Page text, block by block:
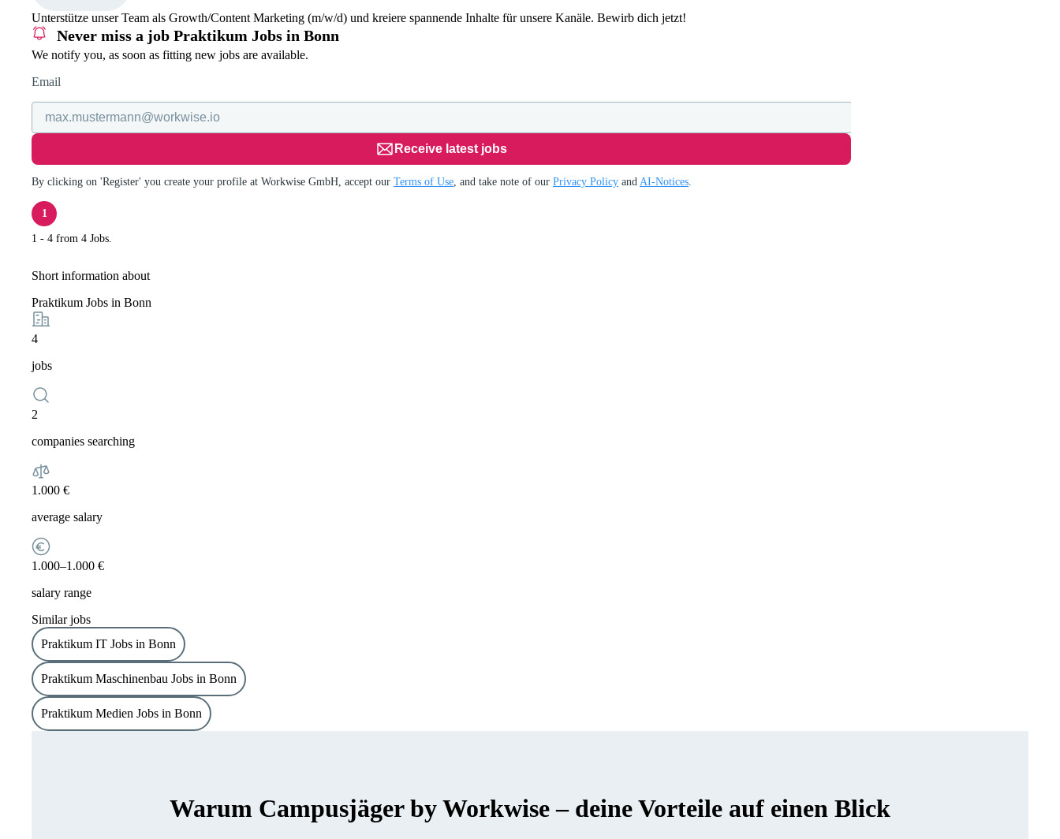
Unterstütze unser Team als Growth/Content Marketing (m/w/d) und kreiere spannende Inhalte für unsere Kanäle. Bewirb dich jetzt!
Never miss a job Praktikum Jobs in Bonn
We notify you, as soon as fitting new jobs are available.
Email
Receive latest jobs
By clicking on 'Register' you create your profile at Workwise GmbH, accept ourTerms of Use , and take note of ourPrivacy Policy and AI-Notices
1
1 - 4 from 4 Jobs.
Short information about
Praktikum Jobs in Bonn
4
jobs
2
companies searching
1.000 €
average salary
1.000–1.000 €
salary range
Similar jobs
Praktikum IT Jobs in Bonn
Praktikum Maschinenbau Jobs in Bonn
Praktikum Medien Jobs in Bonn
Warum Campusjäger by Workwise – deine Vorteile auf einen Blick